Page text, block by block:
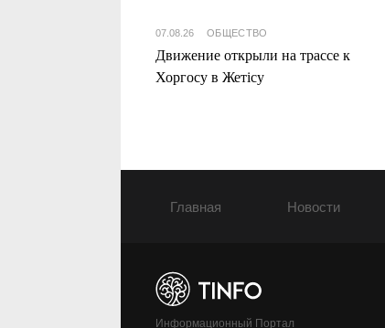
07.08.26 ОБЩЕСТВО
Движение открыли на трассе к
Хоргосу в Жетісу
Главная Новости
Информационный Портал